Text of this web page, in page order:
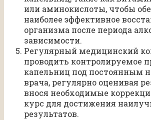
или аминокислоты, чтобы
наиболее эффективное
организма после периода
зависимости.
Регулярный медицинский
проводить контролируемое
капельниц под постоянным
врача, регулярно оценивая
внося необходимые
курс для достижения
результатов.